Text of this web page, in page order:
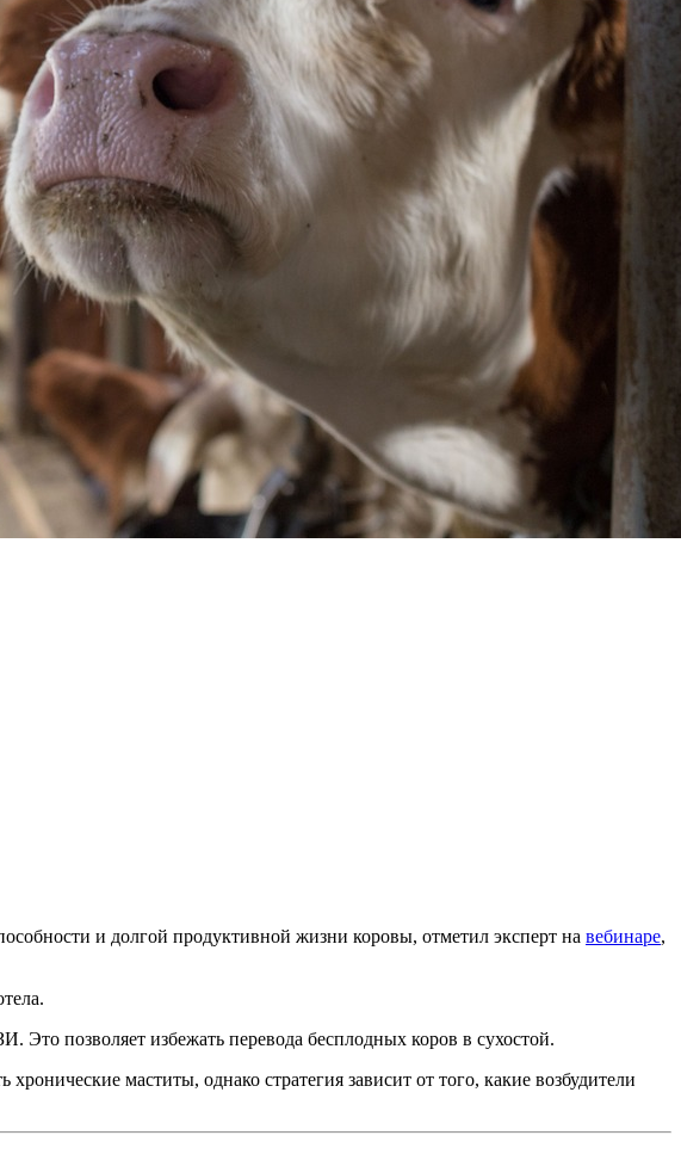
и долгой продуктивной жизни коровы, отметил эксперт на вебинаре,
позволяет избежать перевода бесплодных коров в сухостой.
маститы, однако стратегия зависит от того, какие возбудители